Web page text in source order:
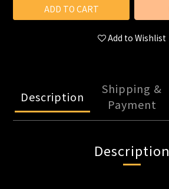
ADD TO CART
Add to Wishlist
Description
Shipping &
Payment
Description